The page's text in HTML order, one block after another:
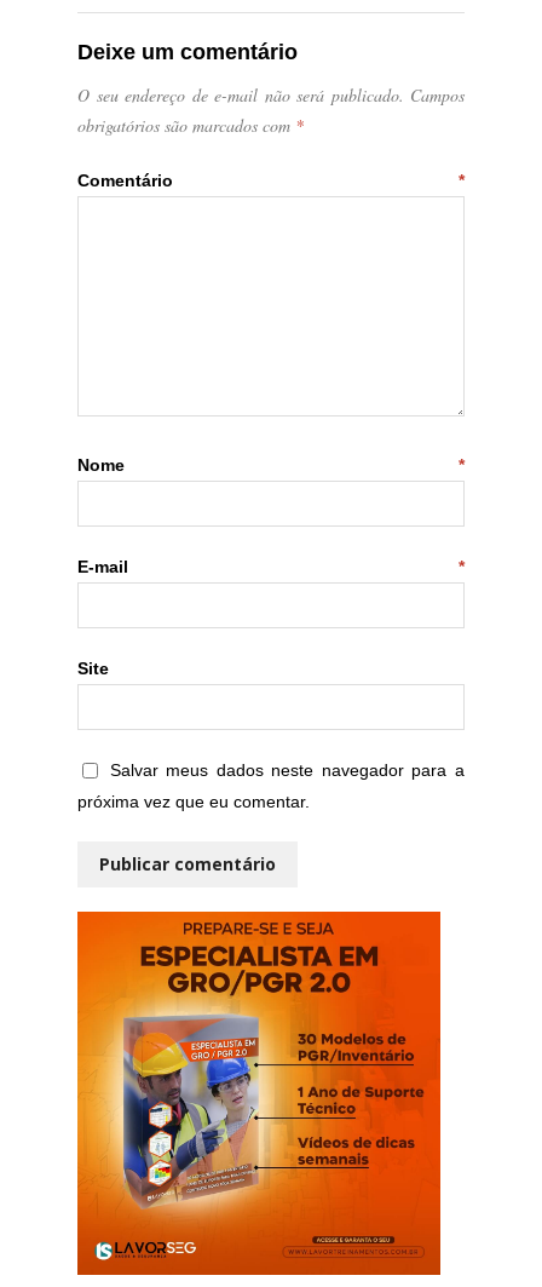
Deixe um comentário
O seu endereço de e-mail não será publicado. Campos
obrigatórios são marcados com *
Comentário *
Nome *
E-mail *
Site
Salvar meus dados neste navegador para a
próxima vez que eu comentar.